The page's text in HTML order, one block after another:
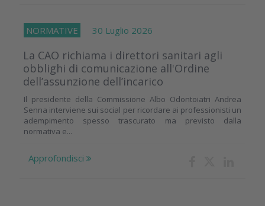
NORMATIVE 30 Luglio 2026
La CAO richiama i direttori sanitari agli
obblighi di comunicazione all'Ordine
dell’assunzione dell’incarico
Il presidente della Commissione Albo Odontoiatri Andrea
Senna interviene sui social per ricordare ai professionisti un
adempimento spesso trascurato ma previsto dalla
normativa e...
Approfondisci